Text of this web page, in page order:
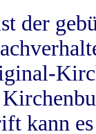
der
kann